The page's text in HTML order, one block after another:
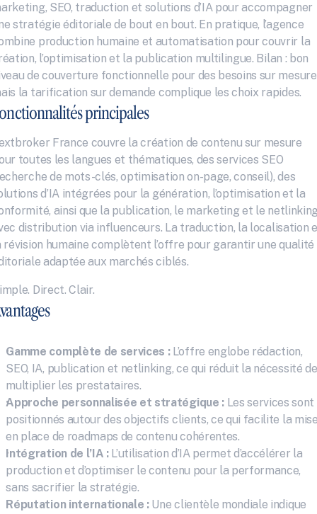
SEO, traduction et solutions d’IA pour accompagner
stratégie éditoriale de bout en bout. En pratique, l’agence
production humaine et automatisation pour couvrir la
l’optimisation et la publication multilingue. Bilan : bon
de couverture fonctionnelle pour des besoins sur
la tarification sur demande complique les choix rapides.
principales
France couvre la création de contenu sur mesure
toutes les langues et thématiques, des services SEO
de mots-clés, optimisation on-page, conseil), des
d’IA intégrées pour la génération, l’optimisation et la
ainsi que la publication, le marketing et le
distribution via influenceurs. La traduction, la localisation
révision humaine complètent l’offre pour garantir une qualité
adaptée aux marchés ciblés.
Direct. Clair.
Gamme complète de services : L’offre englobe rédaction,
SEO, IA, publication et netlinking, ce qui réduit la nécessité de
multiplier les prestataires.
Approche personnalisée et stratégique : Les services sont
positionnés autour des objectifs clients, ce qui facilite la
en place de roadmaps de contenu cohérentes.
Intégration de l’IA : L’utilisation d’IA permet d’accélérer la
production et d’optimiser le contenu pour la performance,
sans sacrifier la stratégie.
Réputation internationale : Une clientèle mondiale indique